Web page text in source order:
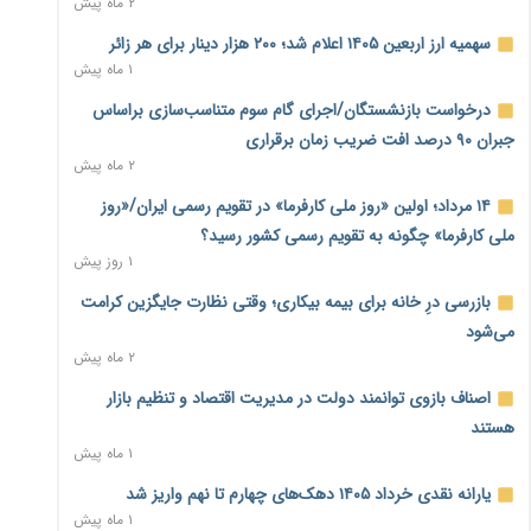
نماینده مجلس: توسعه مرزهای زمینی به راهبرد تأمین کالاهای
اساسی تبدیل شود
خانه کارگر قزوین: شکاف دستمزد و هزینه معیشت هر روز عمیق‌تر
می‌شود
رئیس سازمان امور مالیاتی: بلاگرهای پردرآمد مشمول پرداخت
مالیات هستند
پیش‌بینی افزایش تولید برنج؛ نیاز وارداتی کشور به ۵۰۰ هزار تن
کاهش می‌یابد
۱ روز پیش
میلیارد دلاری
۱ روز پیش
اختیارات جدید گمرکات برای تمدید ورود موقت کالا و خودرو تا
سهمیه ارز اربعین ۱۴۰۵ اعلام شد؛ ۲۰۰ هزار دینار برای هر زائر
۱ ماه پیش
درخواست بازنشستگان/اجرای گام سوم متناسب‌سازی براساس
جبران ۹۰ درصد افت ضریب زمان برقراری
۲ ماه پیش
۱۴ مرداد؛ اولین «روز ملی کارفرما» در تقویم رسمی ایران/«روز
ملی کارفرما» چگونه به تقویم رسمی کشور رسید؟
۱ روز پیش
بازرسی درِ خانه برای بیمه بیکاری؛ وقتی نظارت جایگزین کرامت
می‌شود
۲ ماه پیش
اصناف بازوی توانمند دولت در مدیریت اقتصاد و تنظیم بازار
هستند
۱ ماه پیش
یارانه نقدی خرداد ۱۴۰۵ دهک‌های چهارم تا نهم واریز شد
۱ ماه پیش